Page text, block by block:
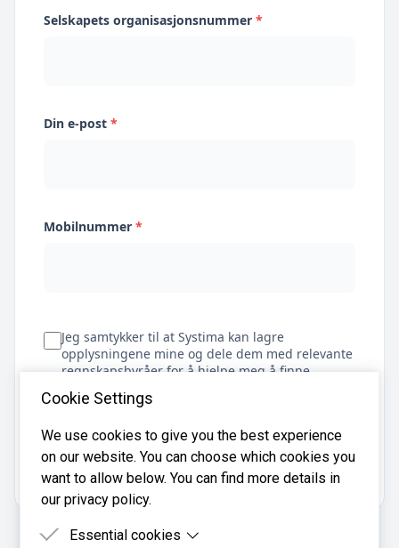
Selskapets organisasjonsnummer *
Din e-post *
Mobilnummer *
Jeg samtykker til at Systima kan lagre
opplysningene mine og dele dem med relevante
regnskapsbyråer for å hjelpe meg å finne
regnskapsfører
Få tilbud
Cookie Settings
We use cookies to give you the best experience
on our website. You can choose which cookies you
want to allow below. You can find more details in
our privacy policy.
Essential cookies